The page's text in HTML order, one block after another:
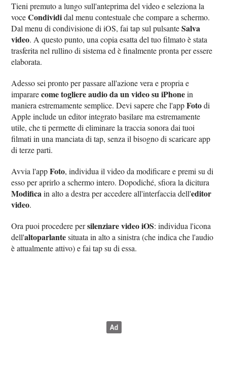
Tieni premuto a lungo sull'anteprima del video e seleziona la
voceCondivididal menu contestuale che compare a schermo.
Dal menu di condivisione di iOS, fai tap sul pulsanteSalva
video. A questo punto, una copia esatta del tuo filmato è stata
trasferita nel rullino di sistema ed è finalmente pronta per essere
elaborata.
Adesso sei pronto per passare all'azione vera e propria e
impararecome togliere audio da un video su iPhonein
maniera estremamente semplice. Devi sapere che l'appFotodi
Apple include un editor integrato basilare ma estremamente
utile, che ti permette di eliminare la traccia sonora dai tuoi
filmati in una manciata di tap, senza il bisogno di scaricare app
di terze parti.
Avvia l'appFoto, individua il video da modificare e premi su di
esso per aprirlo a schermo intero. Dopodiché, sfiora la dicitura
Modificain alto a destra per accedere all'interfaccia dell'editor
video.
Ora puoi procedere persilenziare video iOS: individua l'icona
dell'altoparlantesituata in alto a sinistra (che indica che l'audio
è attualmente attivo) e fai tap su di essa.